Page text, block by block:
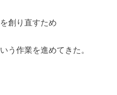
創り直すため
う作業を進めてきた。